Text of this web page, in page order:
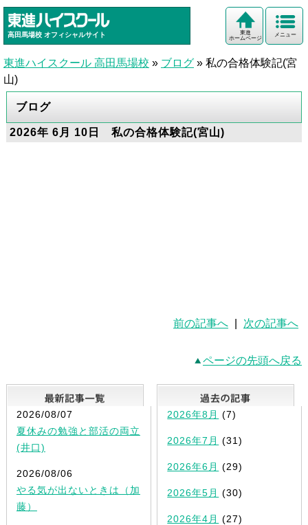
高田馬場校 オフィシャルサイト メニュー
東進
ホームページ
東進ハイスクール 高田馬場校 » ブログ » 私の合格体験記(宮
山)
ブログ
2026年 6月 10日 私の合格体験記(宮山)
前の記事へ 次の記事へ
ページの先頭へ戻る
最新記事一覧
2026/08/07
夏休みの勉強と部活の両立
(井口)
2026/08/06
やる気が出ないときは（加
藤）
2026年8月 (7)
2026年7月 (31)
2026年6月 (29)
2026年5月 (30)
2026年4月 (27)